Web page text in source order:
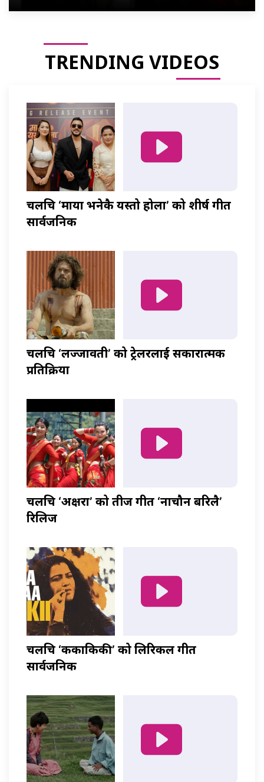
TRENDING VIDEOS
चलचित्र ‘माया भनेकै यस्तो होला’ को शीर्ष गीत
सार्वजनिक
चलचित्र ‘लज्जावती’ को ट्रेलरलाई सकारात्मक
प्रतिक्रिया
चलचित्र ‘अक्षरा’ को तीज गीत ‘नाचौन बरिलै’
रिलिज
चलचित्र ‘ककाकिकी’ को लिरिकल गीत
सार्वजनिक